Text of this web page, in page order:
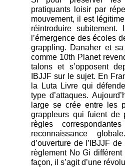
pratiquants loisir par
mouvement, il est
réintroduire
l’émergence des écoles
grappling. Danaher et
comme 10th Planet
talons et s’opposent
IBJJF sur le sujet. En
la Luta Livre qui
type d’attaques.
large se crée entre les
grappleurs qui fuient de
règles
reconnaissance
d’ouverture de l’IBJJF
règlement No Gi
façon, il s’agit d’une